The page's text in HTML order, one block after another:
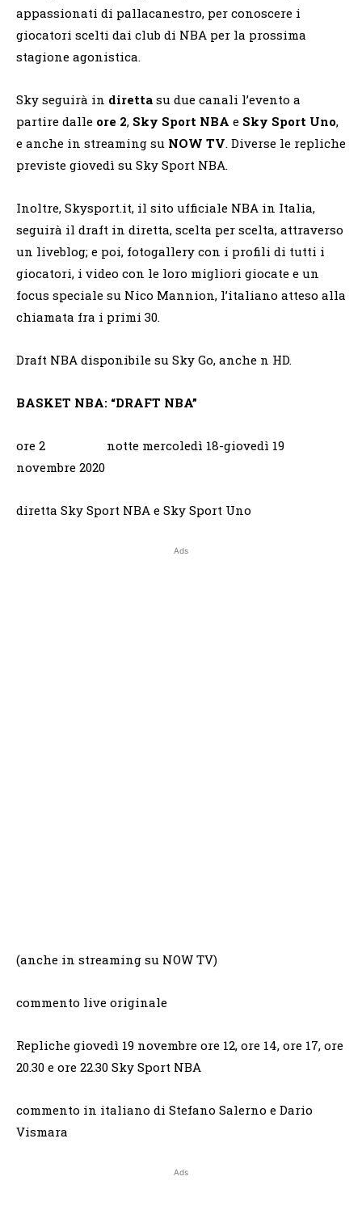
appassionati di pallacanestro, per conoscere i
giocatori scelti dai club di NBA per la prossima
stagione agonistica.
Sky seguirà in diretta su due canali l’evento a
partire dalle ore 2, Sky Sport NBA e Sky Sport Uno,
e anche in streaming su NOW TV. Diverse le repliche
previste giovedì su Sky Sport NBA.
Inoltre, Skysport.it, il sito ufficiale NBA in Italia,
seguirà il draft in diretta, scelta per scelta, attraverso
un liveblog; e poi, fotogallery con i profili di tutti i
giocatori, i video con le loro migliori giocate e un
focus speciale su Nico Mannion, l’italiano atteso alla
chiamata fra i primi 30.
Draft NBA disponibile su Sky Go, anche n HD.
BASKET NBA: “DRAFT NBA”
ore 2 notte mercoledì 18-giovedì 19
novembre 2020
diretta Sky Sport NBA e Sky Sport Uno
Ads
(anche in streaming su NOW TV)
commento live originale
Repliche giovedì 19 novembre ore 12, ore 14, ore 17, ore
20.30 e ore 22.30 Sky Sport NBA
commento in italiano di Stefano Salerno e Dario
Vismara
Ads